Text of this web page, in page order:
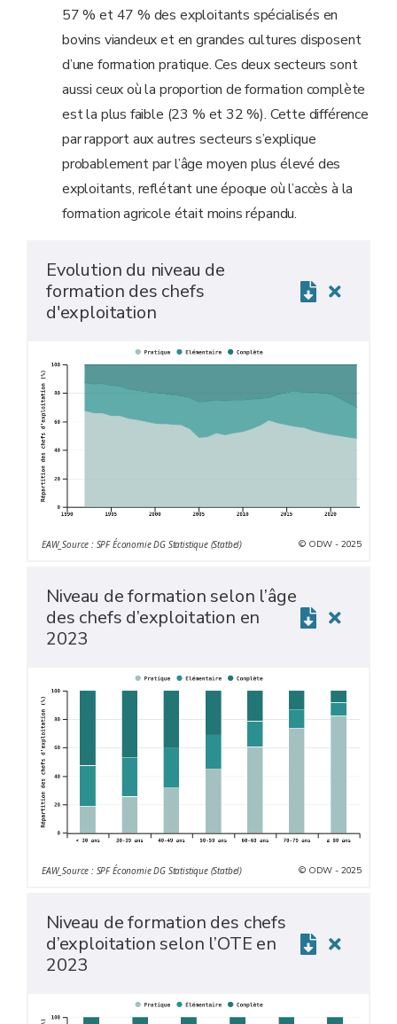
57 % et 47 % des exploitants spécialisés en
bovins viandeux et en grandes cultures disposent
d’une formation pratique. Ces deux secteurs sont
aussi ceux où la proportion de formation complète
est la plus faible (23 % et 32 %). Cette différence
par rapport aux autres secteurs s’explique
probablement par l’âge moyen plus élevé des
exploitants, reflétant une époque où l’accès à la
formation agricole était moins répandu.
Evolution du niveau de
formation des chefs
d'exploitation
EAW_Source : SPF Économie DG Statistique (Statbel) © ODW - 2025
Niveau de formation selon l’âge
des chefs d’exploitation en
2023
EAW_Source : SPF Économie DG Statistique (Statbel) © ODW - 2025
Niveau de formation des chefs
d’exploitation selon l’OTE en
2023